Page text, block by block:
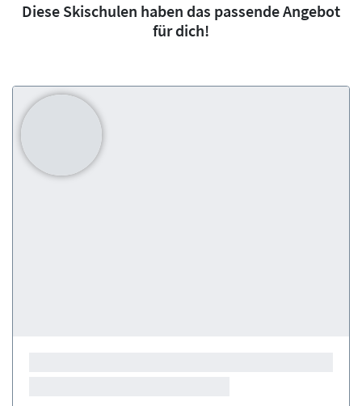
Diese Skischulen haben das passende Angebot
für dich!